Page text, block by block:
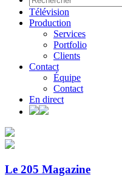
Télévision
Production
Services
Portfolio
Clients
Contact
Équipe
Contact
En direct
Le 205 Magazine